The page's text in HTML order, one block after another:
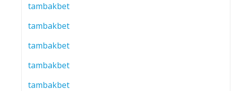
tambakbet
tambakbet
tambakbet
tambakbet
tambakbet